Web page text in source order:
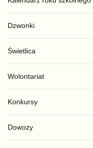
Dzwonki
Świetlica
Wolontariat
Konkursy
Dowozy